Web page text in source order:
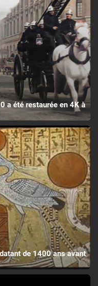
a été restaurée en 4K à
de 1400 ans avant